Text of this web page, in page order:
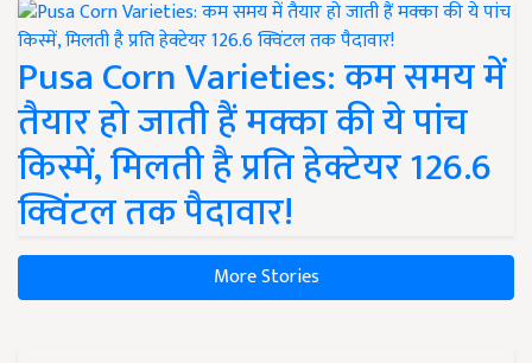
Pusa Corn Varieties: कम समय में
तैयार हो जाती हैं मक्का की ये पांच
किस्में, मिलती है प्रति हेक्टेयर 126.6
क्विंटल तक पैदावार!
More Stories